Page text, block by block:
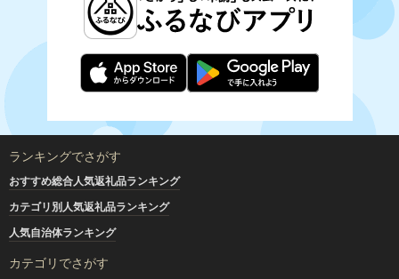
ランキングでさがす
おすすめ総合人気返礼品ランキング
カテゴリ別人気返礼品ランキング
人気自治体ランキング
カテゴリでさがす